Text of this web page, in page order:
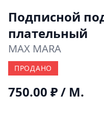
Подписной
плательный
MAX MARA
ПРОДАНО
750.00 ₽/ М.